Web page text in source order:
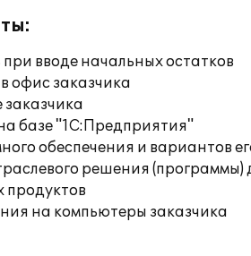
вводе начальных остатков
офис заказчика
базе "1С:Предприятия"
обеспечения и вариантов
решения (программы)
на компьютеры заказчика